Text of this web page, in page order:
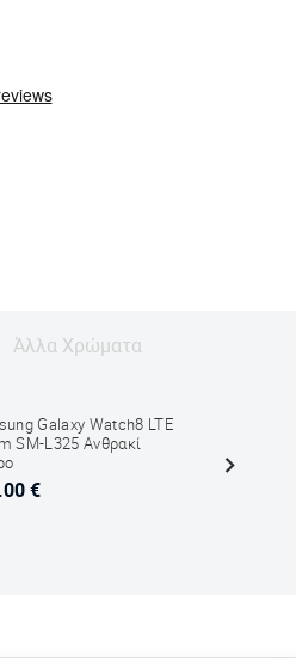
Άλλα Χρώματα
Galaxy Watch8 LTE
SM-L325 Ανθρακί
€